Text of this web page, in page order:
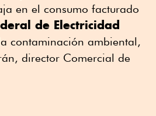
en el consumo facturado
de Electricidad
contaminación ambiental,
director Comercial de